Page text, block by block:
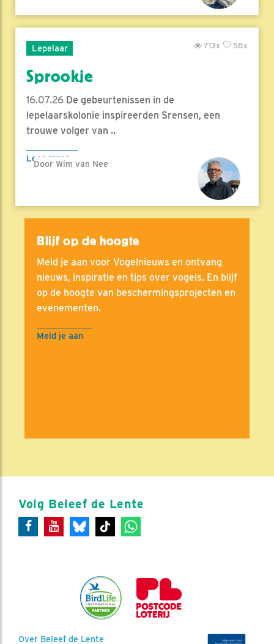
Lepelaar 58x
713x
Sprookje
16.07.26 De gebeurtenissen in de
lepelaarskolonie inspireerden Srensen, een
trouwe volger van ..
Lees meer
Door Wim van Nee
Blijf op de hoogte
Meld je aan voor Vogelnieuws en ontvang
nieuws, inspiratie en tips over vogels. En blijf
op de hoogte van beschermingsprojecten en
evenementen.
Meld je aan
Volg Beleef de Lente
Over Beleef de Lente